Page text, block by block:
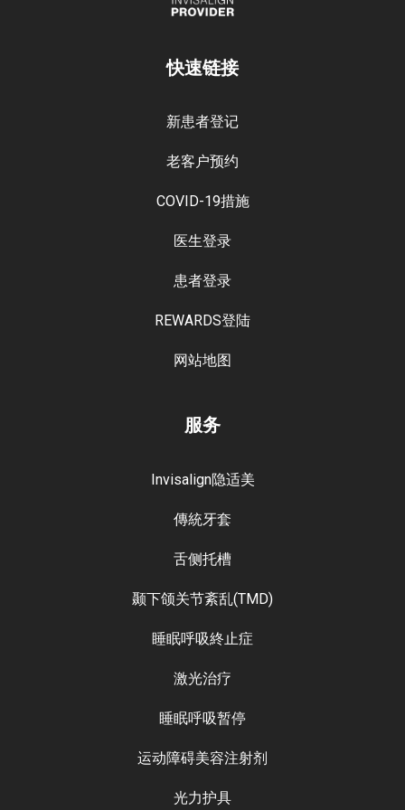
快速链接
新患者登记
老客户预约
COVID-19措施
医生登录
患者登录
REWARDS登陆
网站地图
服务
Invisalign隐适美
傳統牙套
舌侧托槽
颞下颌关节紊乱(TMD)
睡眠呼吸終止症
激光治疗
睡眠呼吸暂停
运动障碍美容注射剂
光力护具